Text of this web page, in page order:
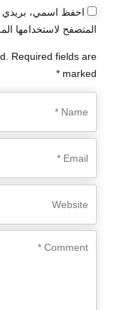
Required fields are
marked *
احفظ اسمي، بريدي
المتصفح لاستخدامها